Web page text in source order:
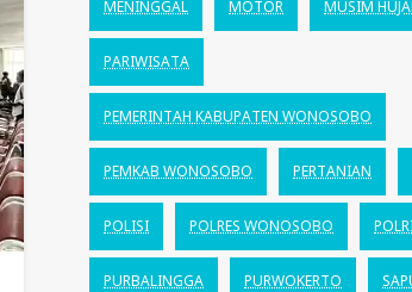
MENINGGAL MOTOR MUSIM
PARIWISATA
PEMERINTAH KABUPATEN WONOSOBO
PEMKAB WONOSOBO PERTANIAN
POLISI POLRES WONOSOBO
PURBALINGGA PURWOKERTO